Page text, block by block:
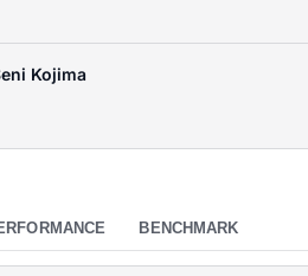
Kojima
BENCHMARK